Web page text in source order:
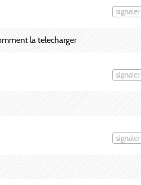
signaler
la telecharger
signaler
signaler